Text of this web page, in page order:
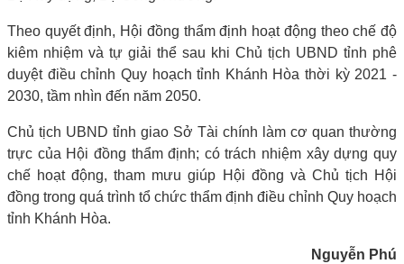
Theo quyết định, Hội đồng thẩm định hoạt động theo chế độ
kiêm nhiệm và tự giải thể sau khi Chủ tịch UBND tỉnh phê
duyệt điều chỉnh Quy hoạch tỉnh Khánh Hòa thời kỳ 2021 -
2030, tầm nhìn đến năm 2050.
Chủ tịch UBND tỉnh giao Sở Tài chính làm cơ quan thường
trực của Hội đồng thẩm định; có trách nhiệm xây dựng quy
chế hoạt động, tham mưu giúp Hội đồng và Chủ tịch Hội
đồng trong quá trình tổ chức thẩm định điều chỉnh Quy hoạch
tỉnh Khánh Hòa.
Nguyễn Phú